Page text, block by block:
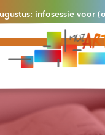
infosessie voor
leerlingen 2.1 om 13u30 in